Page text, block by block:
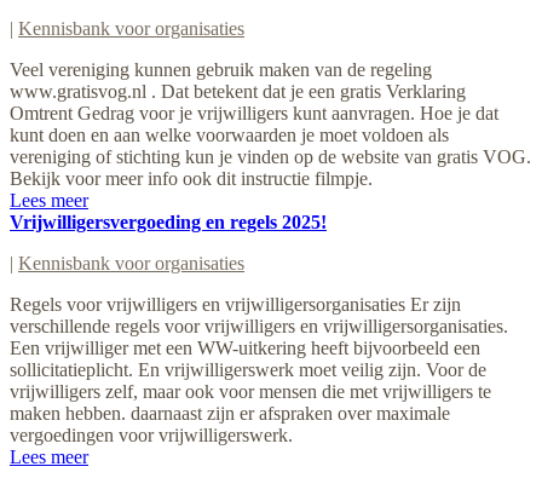
| Kennisbank voor organisaties
Veel vereniging kunnen gebruik maken van de regeling
www.gratisvog.nl . Dat betekent dat je een gratis Verklaring
Omtrent Gedrag voor je vrijwilligers kunt aanvragen. Hoe je dat
kunt doen en aan welke voorwaarden je moet voldoen als
vereniging of stichting kun je vinden op de website van gratis VOG.
Bekijk voor meer info ook dit instructie filmpje.
Lees meer
Vrijwilligersvergoeding en regels 2025!
| Kennisbank voor organisaties
Regels voor vrijwilligers en vrijwilligersorganisaties Er zijn
verschillende regels voor vrijwilligers en vrijwilligersorganisaties.
Een vrijwilliger met een WW-uitkering heeft bijvoorbeeld een
sollicitatieplicht. En vrijwilligerswerk moet veilig zijn. Voor de
vrijwilligers zelf, maar ook voor mensen die met vrijwilligers te
maken hebben. daarnaast zijn er afspraken over maximale
vergoedingen voor vrijwilligerswerk.
Lees meer